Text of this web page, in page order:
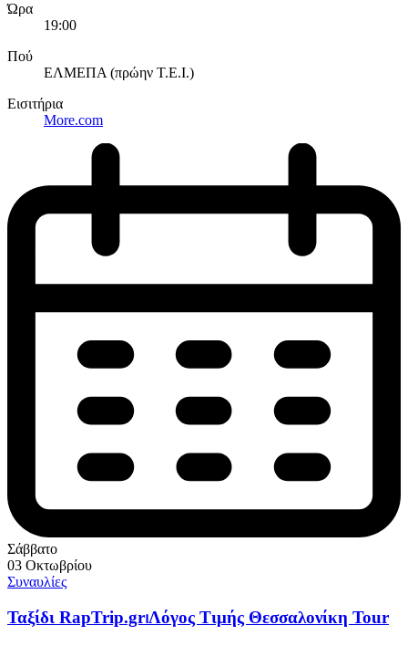
Ώρα
19:00
Πού
ΕΛΜΕΠΑ (πρώην Τ.Ε.Ι.)
Εισιτήρια
More.com
Σάββατο
03 Οκτωβρίου
Συναυλίες
Ταξίδι RapTrip.gr⏐Λόγος Τιμής Θεσσαλονίκη Tour